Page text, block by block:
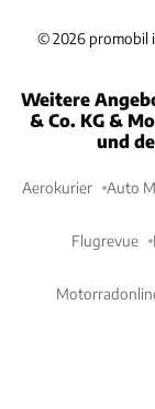
©2026 promobil
Weitere
& Co. KG &
und
Aerokurier Auto
Flugrevue